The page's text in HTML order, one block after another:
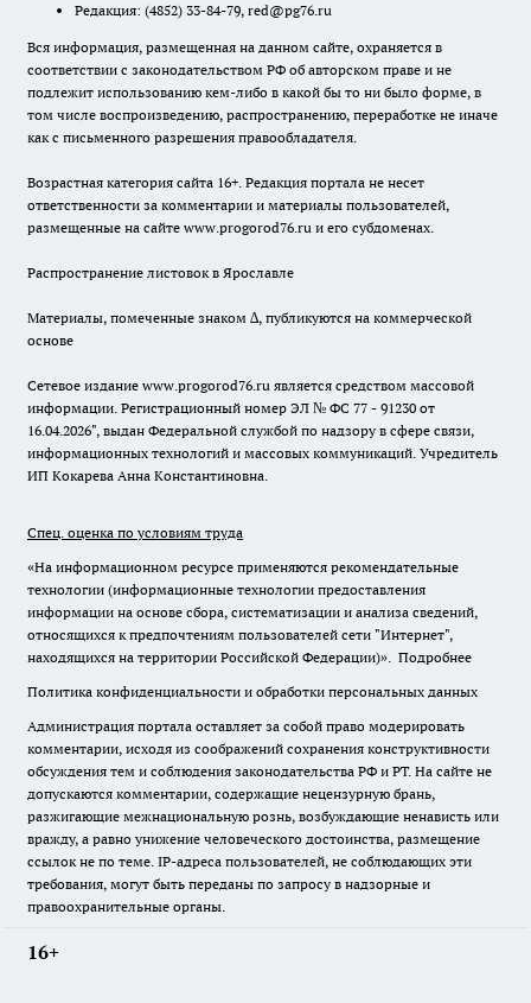
Редакция: (4852) 33-84-79, red@pg76.ru
Вся информация, размещенная на данном сайте, охраняется в
соответствии с законодательством РФ об авторском праве и не
подлежит использованию кем-либо в какой бы то ни было форме, в
том числе воспроизведению, распространению, переработке не иначе
как с письменного разрешения правообладателя.
Возрастная категория сайта 16+. Редакция портала не несет
ответственности за комментарии и материалы пользователей,
размещенные на сайте www.progorod76.ru и его субдоменах.
Распространение листовок в Ярославле
Материалы, помеченные знаком ∆, публикуются на коммерческой
основе
Сетевое издание www.progorod76.ru является средством массовой
информации. Регистрационный номер ЭЛ № ФС 77 - 91230 от
16.04.2026", выдан Федеральной службой по надзору в сфере связи,
информационных технологий и массовых коммуникаций. Учредитель
ИП Кокарева Анна Константиновна.
Спец. оценка по условиям труда
«На информационном ресурсе применяются рекомендательные
технологии (информационные технологии предоставления
информации на основе сбора, систематизации и анализа сведений,
относящихся к предпочтениям пользователей сети "Интернет",
находящихся на территории Российской Федерации)». Подробнее
Политика конфиденциальности и обработки персональных данных
Администрация портала оставляет за собой право модерировать
комментарии, исходя из соображений сохранения конструктивности
обсуждения тем и соблюдения законодательства РФ и РТ. На сайте не
допускаются комментарии, содержащие нецензурную брань,
разжигающие межнациональную рознь, возбуждающие ненависть или
вражду, а равно унижение человеческого достоинства, размещение
ссылок не по теме. IP-адреса пользователей, не соблюдающих эти
требования, могут быть переданы по запросу в надзорные и
правоохранительные органы.
16+